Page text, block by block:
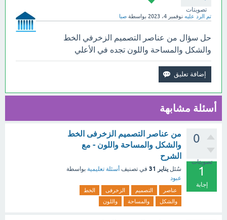
تصويتات
تم الرد عليه نوفمبر 4، 2023 بواسطة صبا
حل سؤال من عناصر التصميم الزخرفي الخط
والشكل والمساحة واللون تجده في الأعلي
أسئلة مشابهة
0
تصويتات
1
إجابة
من عناصر التصميم الزخرفى الخط
والشكل والمساحة واللون - مع
الشرح
سُئل يناير 31 في تصنيف أسئلة تعليمية بواسطة
عبود
عناصر التصميم الزخرفى
الخط
والشكل
والمساحة واللون